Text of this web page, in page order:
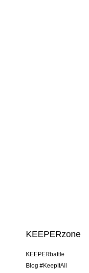
KEEPERzone
KEEPERbattle
Blog #KeepItAll